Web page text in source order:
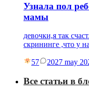
Узнала пол
мамы
девочки,я так
скрининге ,что у
57 2027 may
Все статьи в